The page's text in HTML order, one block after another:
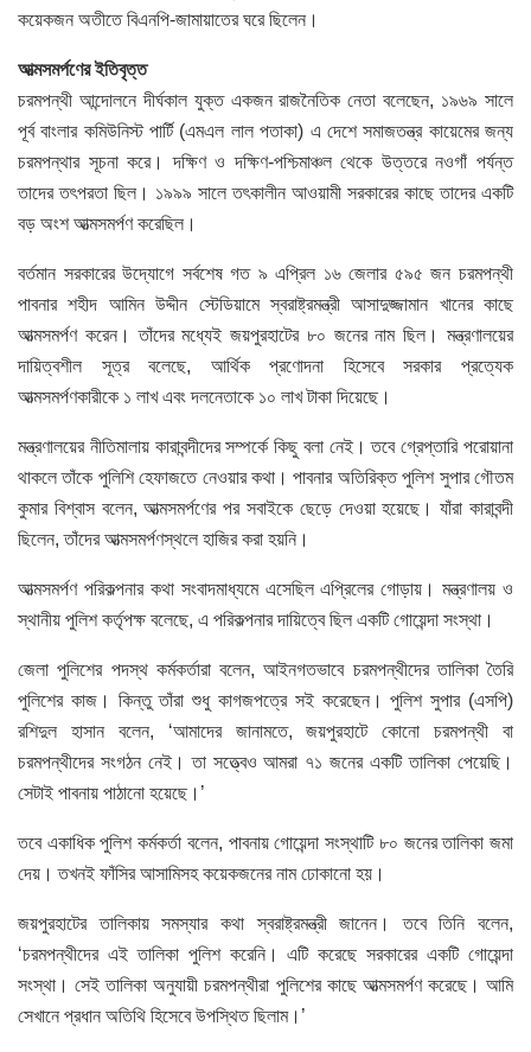
কয়েকজন অতীতে বিএনপি-জামায়াতের ঘরে ছিলেন।
আত্মসমর্পণের ইতিবৃত্ত
চরমপন্থী আন্দোলনে দীর্ঘকাল যুক্ত একজন রাজনৈতিক নেতা বলেছেন, ১৯৬৯ সালে
পূর্ব বাংলার কমিউনিস্ট পার্টি (এমএল লাল পতাকা) এ দেশে সমাজতন্ত্র কায়েমের জন্য
চরমপন্থার সূচনা করে। দক্ষিণ ও দক্ষিণ-পশ্চিমাঞ্চল থেকে উত্তরে নওগাঁ পর্যন্ত
তাদের তৎপরতা ছিল। ১৯৯৯ সালে তৎকালীন আওয়ামী সরকারের কাছে তাদের একটি
বড় অংশ আত্মসমর্পণ করেছিল।
বর্তমান সরকারের উদ্যোগে সর্বশেষ গত ৯ এপ্রিল ১৬ জেলার ৫৯৫ জন চরমপন্থী
পাবনার শহীদ আমিন উদ্দীন স্টেডিয়ামে স্বরাষ্ট্রমন্ত্রী আসাদুজ্জামান খানের কাছে
আত্মসমর্পণ করেন। তাঁদের মধ্যেই জয়পুরহাটের ৮০ জনের নাম ছিল। মন্ত্রণালয়ের
দায়িত্বশীল সূত্র বলেছে, আর্থিক প্রণোদনা হিসেবে সরকার প্রত্যেক
আত্মসমর্পণকারীকে ১ লাখ এবং দলনেতাকে ১০ লাখ টাকা দিয়েছে।
মন্ত্রণালয়ের নীতিমালায় কারাবন্দীদের সম্পর্কে কিছু বলা নেই। তবে গ্রেপ্তারি পরোয়ানা
থাকলে তাঁকে পুলিশি হেফাজতে নেওয়ার কথা। পাবনার অতিরিক্ত পুলিশ সুপার গৌতম
কুমার বিশ্বাস বলেন, আত্মসমর্পণের পর সবাইকে ছেড়ে দেওয়া হয়েছে। যাঁরা কারাবন্দী
ছিলেন, তাঁদের আত্মসমর্পণস্থলে হাজির করা হয়নি।
আত্মসমর্পণ পরিকল্পনার কথা সংবাদমাধ্যমে এসেছিল এপ্রিলের গোড়ায়। মন্ত্রণালয় ও
স্থানীয় পুলিশ কর্তৃপক্ষ বলেছে, এ পরিকল্পনার দায়িত্বে ছিল একটি গোয়েন্দা সংস্থা।
জেলা পুলিশের পদস্থ কর্মকর্তারা বলেন, আইনগতভাবে চরমপন্থীদের তালিকা তৈরি
পুলিশের কাজ। কিন্তু তাঁরা শুধু কাগজপত্রে সই করেছেন। পুলিশ সুপার (এসপি)
রশিদুল হাসান বলেন, ‘আমাদের জানামতে, জয়পুরহাটে কোনো চরমপন্থী বা
চরমপন্থীদের সংগঠন নেই। তা সত্ত্বেও আমরা ৭১ জনের একটি তালিকা পেয়েছি।
সেটাই পাবনায় পাঠানো হয়েছে।’
তবে একাধিক পুলিশ কর্মকর্তা বলেন, পাবনায় গোয়েন্দা সংস্থাটি ৮০ জনের তালিকা জমা
দেয়। তখনই ফাঁসির আসামিসহ কয়েকজনের নাম ঢোকানো হয়।
জয়পুরহাটের তালিকায় সমস্যার কথা স্বরাষ্ট্রমন্ত্রী জানেন। তবে তিনি বলেন,
‘চরমপন্থীদের এই তালিকা পুলিশ করেনি। এটি করেছে সরকারের একটি গোয়েন্দা
সংস্থা। সেই তালিকা অনুযায়ী চরমপন্থীরা পুলিশের কাছে আত্মসমর্পণ করেছে। আমি
সেখানে প্রধান অতিথি হিসেবে উপস্থিত ছিলাম।’